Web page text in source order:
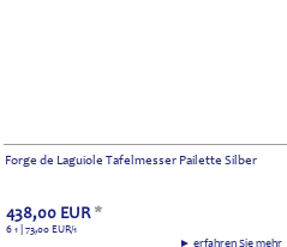
Forge de Laguiole Tafelmesser Pailette Silber
► erfahren Sie
438,00 EUR *
6 1 | 73,00 EUR/1